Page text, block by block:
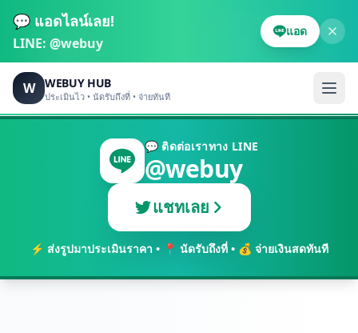
💬 แอดไลน์เลย!
LINE: @webuy
แอด
W WEBUY HUB
ประเมินไว • นัดรับถึงที่ • จ่ายทันที
💬 ติดต่อเราทาง LINE
@webuy
แชทเลย
⚡ ส่งรูปมาประเมินราคา • 📍 นัดรับถึงที่ • 💰 จ่ายเงินสดทันที